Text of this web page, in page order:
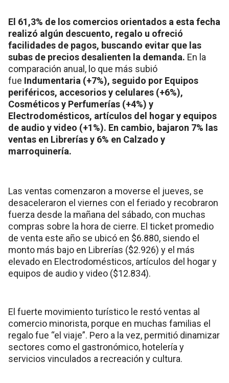
El 61,3% de los comercios orientados a esta fecha
realizó algún descuento, regalo u ofreció
facilidades de pagos, buscando evitar que las
subas de precios desalienten la demanda. En la
comparación anual, lo que más subió
fue Indumentaria (+7%), seguido por Equipos
periféricos, accesorios y celulares (+6%),
Cosméticos y Perfumerías (+4%) y
Electrodomésticos, artículos del hogar y equipos
de audio y video (+1%). En cambio, bajaron 7% las
ventas en Librerías y 6% en Calzado y
marroquinería.
Las ventas comenzaron a moverse el jueves, se
desaceleraron el viernes con el feriado y recobraron
fuerza desde la mañana del sábado, con muchas
compras sobre la hora de cierre. El ticket promedio
de venta este año se ubicó en $6.880, siendo el
monto más bajo en Librerías ($2.926) y el más
elevado en Electrodomésticos, artículos del hogar y
equipos de audio y video ($12.834).
El fuerte movimiento turístico le restó ventas al
comercio minorista, porque en muchas familias el
regalo fue “el viaje”. Pero a la vez, permitió dinamizar
sectores como el gastronómico, hotelería y
servicios vinculados a recreación y cultura.